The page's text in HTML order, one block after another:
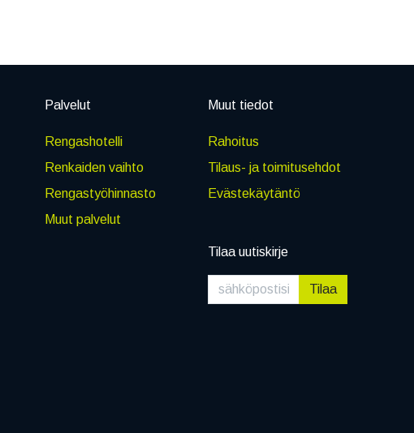
Palvelut
Rengashotelli
Renkaiden vaihto
Rengastyöhinnasto
Muut palvelut
Muut tiedot
Rahoitus
Tilaus- ja toimitusehdot
Evästekäytäntö
Tilaa uutiskirje
Tilaa